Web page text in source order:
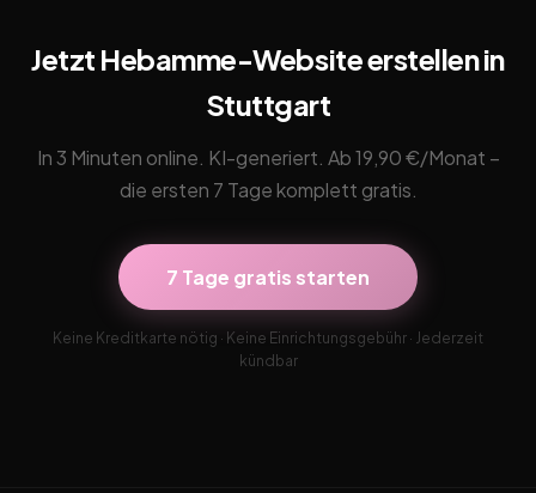
Jetzt Hebamme-Website erstellen in
Stuttgart
In 3 Minuten online. KI-generiert. Ab 19,90 €/Monat –
die ersten 7 Tage komplett gratis.
7 Tage gratis starten
Keine Kreditkarte nötig · Keine Einrichtungsgebühr · Jederzeit
kündbar